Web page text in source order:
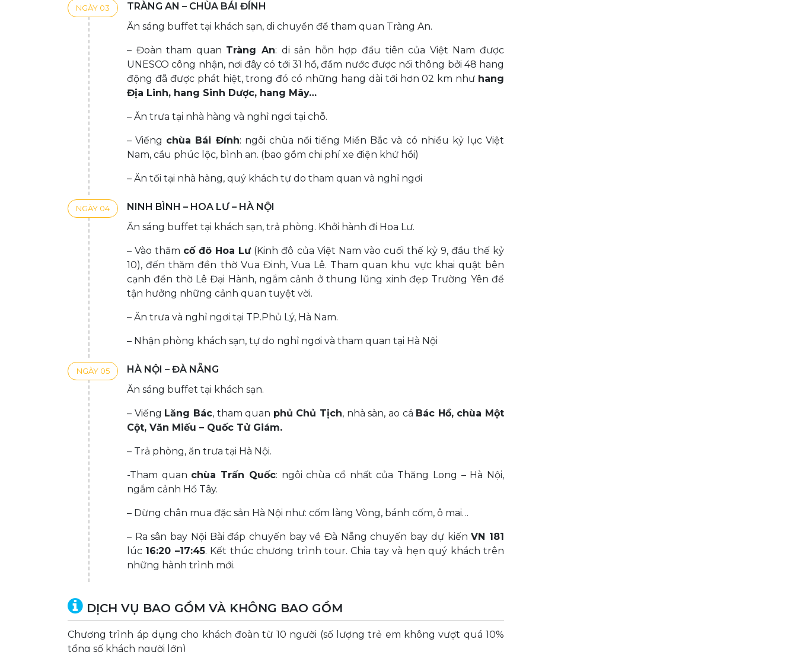
NGÀY 03
TRÀNG AN – CHÙA BÁI ĐÍNH
Ăn sáng buffet tại khách sạn, di chuyển để tham quan Tràng An.
– Đoàn tham quan Tràng An: di sản hỗn hợp đầu tiên của Việt Nam được
UNESCO công nhận, nơi đây có tới 31 hồ, đầm nước được nối thông bởi 48 hang
động đã được phát hiệt, trong đó có những hang dài tới hơn 02 km như hang
Địa Linh, hang Sinh Dược, hang Mây…
– Ăn trưa tại nhà hàng và nghỉ ngơi tại chỗ.
– Viếng chùa Bái Đính: ngôi chùa nổi tiếng Miền Bắc và có nhiều kỷ lục Việt
Nam, cầu phúc lộc, bình an. (bao gồm chi phí xe điện khứ hồi)
– Ăn tối tại nhà hàng, quý khách tự do tham quan và nghỉ ngơi
NGÀY 04
NINH BÌNH – HOA LƯ – HÀ NỘI
Ăn sáng buffet tại khách sạn, trả phòng. Khởi hành đi Hoa Lư.
– Vào thăm cố đô Hoa Lư(Kinh đô của Việt Nam vào cuối thế kỷ 9, đầu thế kỷ
10), đến thăm đền thờ Vua Đinh, Vua Lê. Tham quan khu vực khai quật bên
cạnh đền thờ Lê Đại Hành, ngắm cảnh ở thung lũng xinh đẹp Trường Yên để
tận hưởng những cảnh quan tuyệt vời.
– Ăn trưa và nghỉ ngơi tại TP.Phủ Lý, Hà Nam.
– Nhận phòng khách sạn, tự do nghỉ ngơi và tham quan tại Hà Nội
NGÀY 05
HÀ NỘI – ĐÀ NẴNG
Ăn sáng buffet tại khách sạn.
– Viếng Lăng Bác, tham quan phủ Chủ Tịch, nhà sàn, ao cá Bác Hồ, chùa Một
Cột, Văn Miếu – Quốc Tử Giám.
– Trả phòng, ăn trưa tại Hà Nội.
-Tham quan chùa Trấn Quốc: ngôi chùa cổ nhất của Thăng Long – Hà Nội,
ngắm cảnh Hồ Tây.
– Dừng chân mua đặc sản Hà Nội như: cốm làng Vòng, bánh cốm, ô mai…
– Ra sân bay Nội Bài đáp chuyến bay về Đà Nẵng chuyến bay dự kiếnVN 181
lúc 16:20 –17:45. Kết thúc chương trình tour. Chia tay và hẹn quý khách trên
những hành trình mới.
DỊCH VỤ BAO GỒM VÀ KHÔNG BAO GỒM
Chương trình áp dụng cho khách đoàn từ 10 người (số lượng trẻ em không vượt quá 10%
tổng số khách người lớn)